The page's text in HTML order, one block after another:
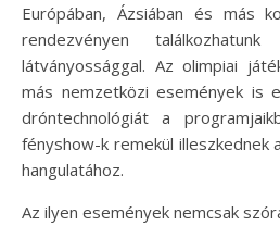
Európában, Ázsiában és más
rendezvényen
látványossággal. Az olimpiai
más nemzetközi események is
dróntechnológiát a
fényshow-k remekül illeszkednek
hangulatához.
Az ilyen események nemcsak